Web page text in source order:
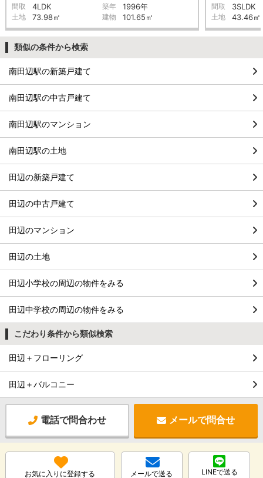
間取 4LDK 築年 1996年
土地 73.98㎡ 建物 101.65㎡
間取 3SLDK
土地 43.46㎡
類似の条件から検索
南田辺駅の新築戸建て
南田辺駅の中古戸建て
南田辺駅のマンション
南田辺駅の土地
田辺の新築戸建て
田辺の中古戸建て
田辺のマンション
田辺の土地
田辺小学校の周辺の物件をみる
田辺中学校の周辺の物件をみる
こだわり条件から類似検索
田辺＋フローリング
田辺＋バルコニー
電話で問合わせ メールで問合せ
お気に入りに登録する メールで送る LINEで送る